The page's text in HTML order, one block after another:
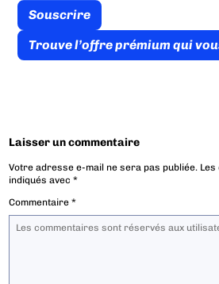
Souscrire
Trouve l’offre prémium qui
Laisser un commentaire
Votre adresse e-mail ne sera pas publiée. Les
indiqués avec*
Commentaire*